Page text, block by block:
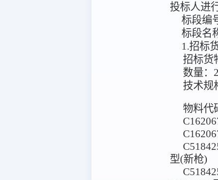
投标人进
标段编
标段名
1.招标
招标货
数量：
技术规
物料代
型(新枪)